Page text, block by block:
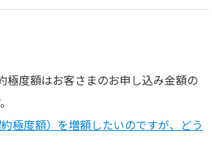
度額はお客さまのお申し込み金額の
極度額）を増額したいのですが、どう